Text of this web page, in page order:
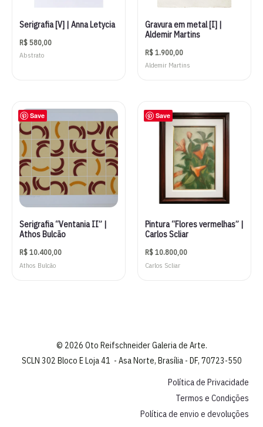
Serigrafia [V] | Anna Letycia
R$580,00
Abstrato
Gravura em metal [I] |
Aldemir Martins
R$1.900,00
Aldemir Martins
Save
Serigrafia “Ventania II” |
Athos Bulcão
R$10.400,00
Athos Bulcão
Save
Pintura “Flores vermelhas” |
Carlos Scliar
R$10.800,00
Carlos Scliar
© 2026 Oto Reifschneider Galeria de Arte.
SCLN 302 Bloco E Loja 41 - Asa Norte, Brasília - DF, 70723-550
Política de Privacidade
Termos e Condições
Política de envio e devoluções